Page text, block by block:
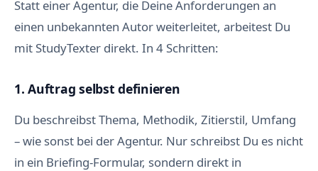
Statt einer Agentur, die Deine Anforderungen an
einen unbekannten Autor weiterleitet, arbeitest Du
mit StudyTexter direkt. In 4 Schritten:
1. Auftrag selbst definieren
Du beschreibst Thema, Methodik, Zitierstil, Umfang
– wie sonst bei der Agentur. Nur schreibst Du es nicht
in ein Briefing-Formular, sondern direkt in